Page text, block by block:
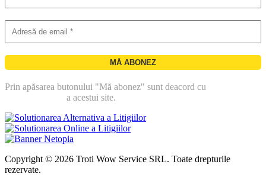
Prin apăsarea butonului "Mă abonez" sunt deacord cu
a acestui site.
Copyright © 2026 Troti Wow Service SRL. Toate drepturile
rezervate.